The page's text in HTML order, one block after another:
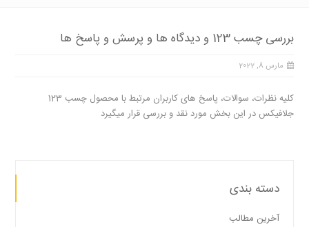
بررسی چسب 123 و دیدگاه ها و پرسش و پاسخ ها
مارس 8, 2022
کلیه نظرات، سوالات، پاسخ های کاربران مرتبط با محصول چسب 123
جلافیکس در این بخش مورد نقد و بررسی قرار میگیرد
دسته بندی
آخرین مطالب